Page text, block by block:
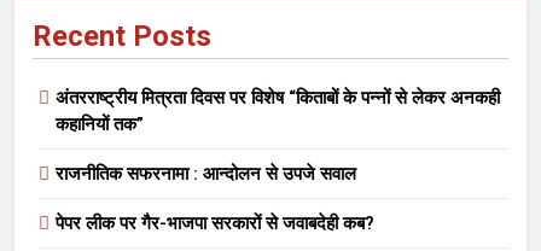
Recent Posts
अंतरराष्ट्रीय मित्रता दिवस पर विशेष “किताबों के पन्नों से लेकर अनकही
कहानियों तक”
राजनीतिक सफरनामा : आन्दोलन से उपजे सवाल
पेपर लीक पर गैर-भाजपा सरकारों से जवाबदेही कब?